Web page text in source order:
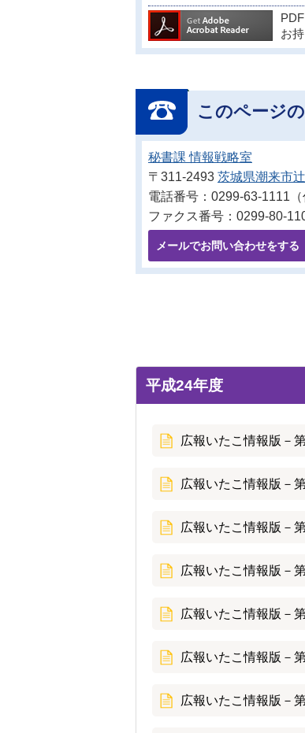
お
このページ
秘書課 情報戦略室
〒311-2493 茨城県潮来市
電話番号：0299-63-1111（
ファクス番号：0299-80-
メールでお問い合わせをする
平成24年度
広報いたこ情報版－
広報いたこ情報版－
広報いたこ情報版－
広報いたこ情報版－
広報いたこ情報版－
広報いたこ情報版－
広報いたこ情報版－